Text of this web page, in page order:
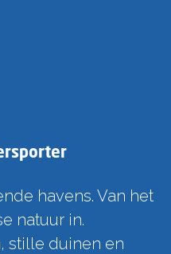
havens. Van het
natuur in.
stille duinen en